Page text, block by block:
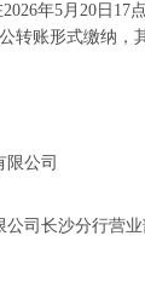
年5月20日17
转账形式缴纳，
公司
公司长沙分行营业